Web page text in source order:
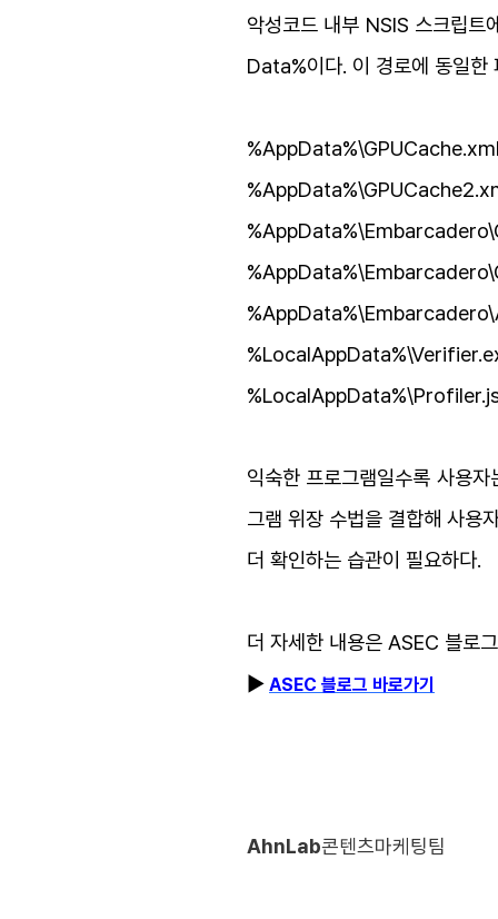
악성코드 내부 NSIS 스크립
Data%이다. 이 경로에 동일한
익숙한 프로그램일수록 사용
그램 위장 수법을 결합해 사용
더 확인하는 습관이 필요하다.
더 자세한 내용은 ASEC 블로
▶ ASEC 블로그 바로가기
AhnLab콘텐츠마케팅팀